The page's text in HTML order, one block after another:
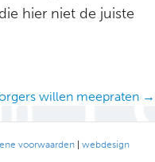
hier niet de juiste
willen meepraten →
voorwaarden| webdesign